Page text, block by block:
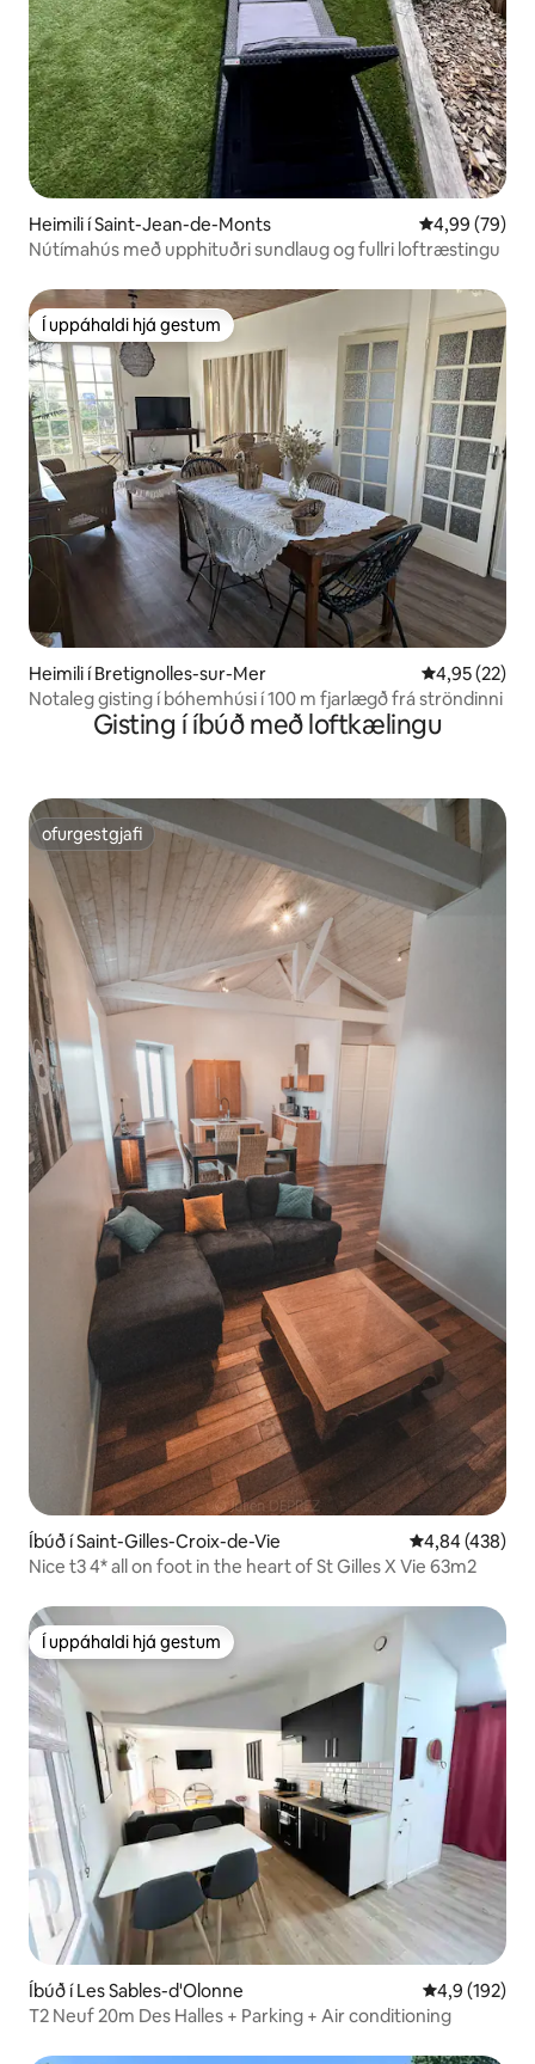
Heimili í Saint-Jean-de-Monts 4,99 af 5 í
4,99 (79)
Nútímahús með upphituðri sundlaug og fullri loftræstingu
Í uppáhaldi hjá gestum
Í uppáhaldi hjá gestum
Heimili í Bretignolles-sur-Mer 4,95 af 5 í
4,95 (22)
Notaleg gisting í bóhemhúsi í 100 m fjarlægð frá ströndinni
Gisting í íbúð með loftkælingu
ofurgestgjafi
ofurgestgjafi
Íbúð í Saint-Gilles-Croix-de-Vie 4,84 af 5 í
4,84 (438)
Nice t3 4* all on foot in the heart of St Gilles X Vie 63m2
Í uppáhaldi hjá gestum
Í uppáhaldi hjá gestum
Íbúð í Les Sables-d'Olonne 4,9 af 5 í
4,9 (192)
T2 Neuf 20m Des Halles + Parking + Air conditioning